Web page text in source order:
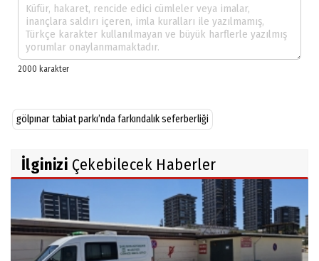
gölpınar tabiat parkı’nda farkındalık seferberliği
İlginizi Çekebilecek Haberler